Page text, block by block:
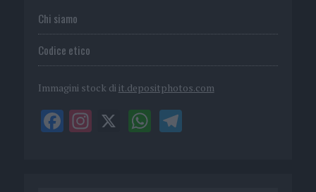
Chi siamo
Codice etico
Immagini stock di it.depositphotos.com